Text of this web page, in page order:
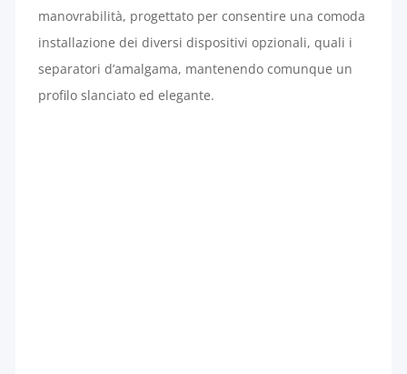
manovrabilità, progettato per consentire una comoda
installazione dei diversi dispositivi opzionali, quali i
separatori d’amalgama, mantenendo comunque un
profilo slanciato ed elegante.